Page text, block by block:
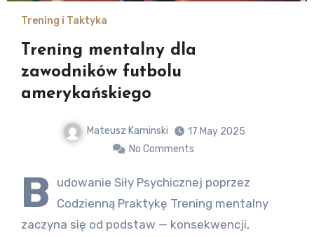
Trening i Taktyka
Trening mentalny dla
zawodników futbolu
amerykańskiego
Mateusz Kaminski
17 May 2025
No Comments
B
udowanie Siły Psychicznej poprzez
Codzienną Praktykę Trening mentalny
zaczyna się od podstaw — konsekwencji,